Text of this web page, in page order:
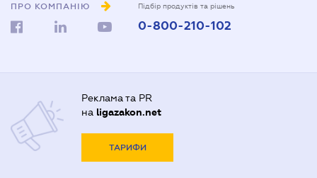
ПРО КОМПАНІЮ Підбір продуктів та рішень
0-800-210-102
Реклама та PR
на ligazakon.net
ТАРИФИ